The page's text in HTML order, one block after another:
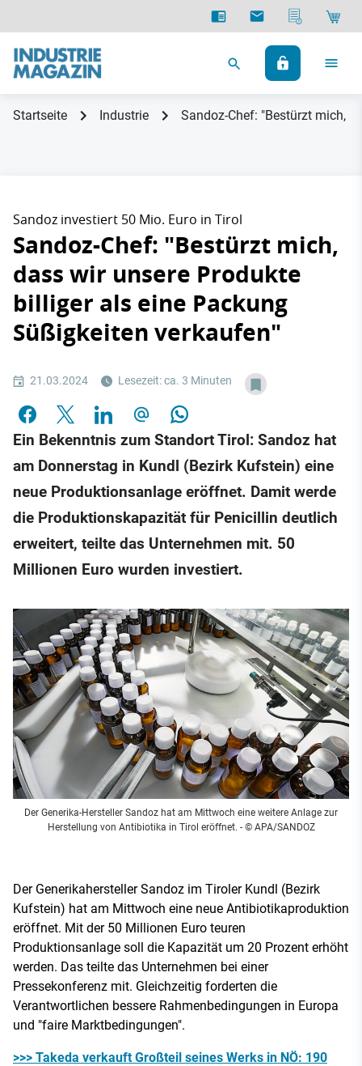
Startseite Industrie Sandoz-Chef: "Bestürzt mich,
Sandoz investiert 50 Mio. Euro in Tirol
Sandoz-Chef: "Bestürzt mich,
dass wir unsere Produkte
billiger als eine Packung
Süßigkeiten verkaufen"
21.03.2024 Lesezeit: ca. 3 Minuten
Ein Bekenntnis zum Standort Tirol: Sandoz hat
am Donnerstag in Kundl (Bezirk Kufstein) eine
neue Produktionsanlage eröffnet. Damit werde
die Produktionskapazität für Penicillin deutlich
erweitert, teilte das Unternehmen mit. 50
Millionen Euro wurden investiert.
Der Generika-Hersteller Sandoz hat am Mittwoch eine weitere Anlage zur
Herstellung von Antibiotika in Tirol eröffnet. - © APA/SANDOZ
Der Generikahersteller Sandoz im Tiroler Kundl (Bezirk
Kufstein) hat am Mittwoch eine neue Antibiotikaproduktion
eröffnet. Mit der 50 Millionen Euro teuren
Produktionsanlage soll die Kapazität um 20 Prozent erhöht
werden. Das teilte das Unternehmen bei einer
Pressekonferenz mit. Gleichzeitig forderten die
Verantwortlichen bessere Rahmenbedingungen in Europa
und "faire Marktbedingungen".
>>> Takeda verkauft Großteil seines Werks in NÖ: 190